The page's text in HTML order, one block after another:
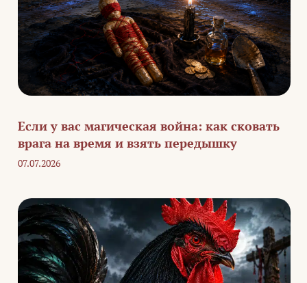
Если у вас магическая война: как сковать
врага на время и взять передышку
07.07.2026